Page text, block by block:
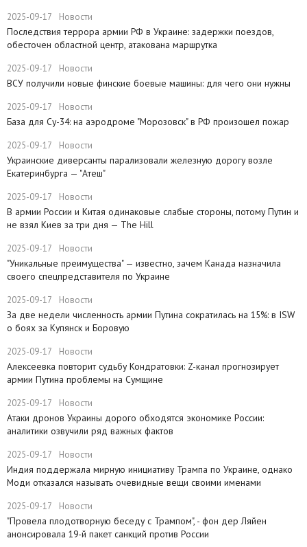
2025-09-17 Новости
Последствия террора армии РФ в Украине: задержки поездов,
обесточен областной центр, атакована маршрутка
2025-09-17 Новости
ВСУ получили новые финские боевые машины: для чего они нужны
2025-09-17 Новости
База для Су-34: на аэродроме "Морозовск" в РФ произошел пожар
2025-09-17 Новости
Украинские диверсанты парализовали железную дорогу возле
Екатеринбурга — "Атеш"
2025-09-17 Новости
​В армии России и Китая одинаковые слабые стороны, потому Путин и
не взял Киев за три дня — The Hill
2025-09-17 Новости
​"Уникальные преимущества" — известно, зачем Канада назначила
своего спецпредставителя по Украине
2025-09-17 Новости
​За две недели численность армии Путина сократилась на 15%: в ISW
о боях за Купянск и Боровую
2025-09-17 Новости
​Алексеевка повторит судьбу Кондратовки: Z-канал прогнозирует
армии Путина проблемы на Сумщине
2025-09-17 Новости
​Атаки дронов Украины дорого обходятся экономике России:
аналитики озвучили ряд важных фактов
2025-09-17 Новости
​Индия поддержала мирную инициативу Трампа по Украине, однако
Моди отказался называть очевидные вещи своими именами
2025-09-17 Новости
​"Провела плодотворную беседу с Трампом", - фон дер Ляйен
анонсировала 19-й пакет санкций против России